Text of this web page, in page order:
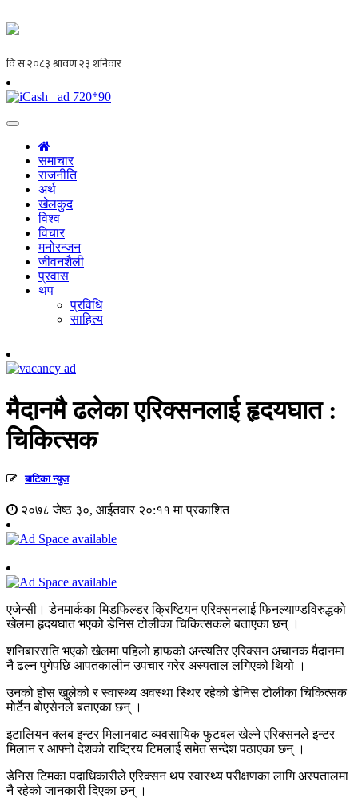
समाचार
राजनीति
अर्थ
खेलकुद
विश्व
विचार
मनोरन्जन
जीवनशैली
प्रवास
थप
प्रविधि
साहित्य
मैदानमै ढलेका एरिक्सनलाई हृदयघात :
चिकित्सक
बाटिका न्युज
२०७८ जेष्ठ ३०, आईतवार २०:११ मा प्रकाशित
एजेन्सी। डेनमार्कका मिडफिल्डर क्रिष्टियन एरिक्सनलाई फिनल्याण्डविरुद्धको
खेलमा हृदयघात भएको डेनिस टोलीका चिकित्सकले बताएका छन् ।
शनिबारराति भएको खेलमा पहिलो हाफको अन्त्यतिर एरिक्सन अचानक मैदानमा
नै ढल्न पुगेपछि आपतकालीन उपचार गरेर अस्पताल लगिएको थियो ।
उनको होस खुलेको र स्वास्थ्य अवस्था स्थिर रहेको डेनिस टोलीका चिकित्सक
मोर्टेन बोएसेनले बताएका छन् ।
इटालियन क्लब इन्टर मिलानबाट व्यवसायिक फुटबल खेल्ने एरिक्सनले इन्टर
मिलान र आफ्नो देशको राष्ट्रिय टिमलाई समेत सन्देश पठाएका छन् ।
डेनिस टिमका पदाधिकारीले एरिक्सन थप स्वास्थ्य परीक्षणका लागि अस्पतालमा
नै रहेको जानकारी दिएका छन् ।